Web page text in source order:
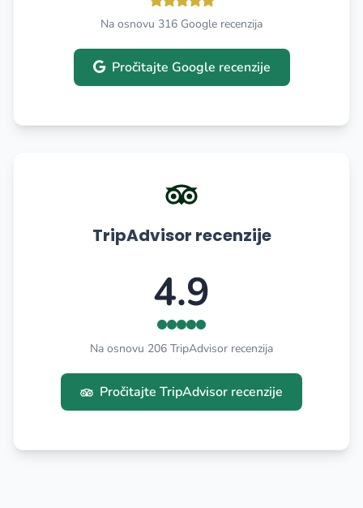
Na osnovu 316 Google recenzija
Pročitajte Google recenzije
TripAdvisor recenzije
4.9
Na osnovu 206 TripAdvisor recenzija
Pročitajte TripAdvisor recenzije